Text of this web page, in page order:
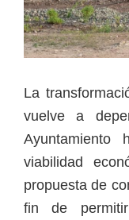
La
vuelve a
Ayuntamiento
viabilidad
propuesta de
fin de